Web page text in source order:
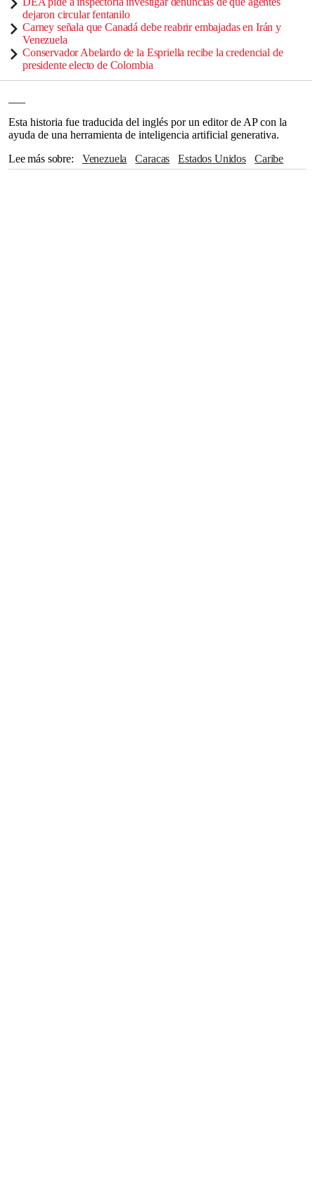
dejaron circular fentanilo
Carney señala que Canadá debe reabrir embajadas en Irán y
Venezuela
Conservador Abelardo de la Espriella recibe la credencial de
presidente electo de Colombia
Esta historia fue traducida del inglés por un editor de AP con la
ayuda de una herramienta de inteligencia artificial generativa.
Lee más sobre
Venezuela Caracas Estados Unidos
Caribe